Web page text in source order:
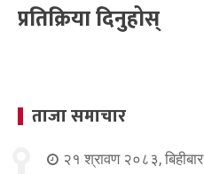
प्रतिक्रिया दिनुहोस्
ताजा समाचार
२१ श्रावण २०८३, बिहीबार